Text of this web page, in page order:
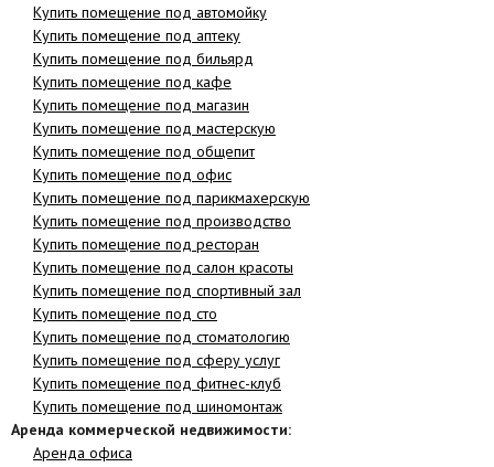
Купить помещение под автомойку
Купить помещение под аптеку
Купить помещение под бильярд
Купить помещение под кафе
Купить помещение под магазин
Купить помещение под мастерскую
Купить помещение под общепит
Купить помещение под офис
Купить помещение под парикмахерскую
Купить помещение под производство
Купить помещение под ресторан
Купить помещение под салон красоты
Купить помещение под спортивный зал
Купить помещение под сто
Купить помещение под стоматологию
Купить помещение под сферу услуг
Купить помещение под фитнес-клуб
Купить помещение под шиномонтаж
Аренда коммерческой недвижимости:
Аренда офиса